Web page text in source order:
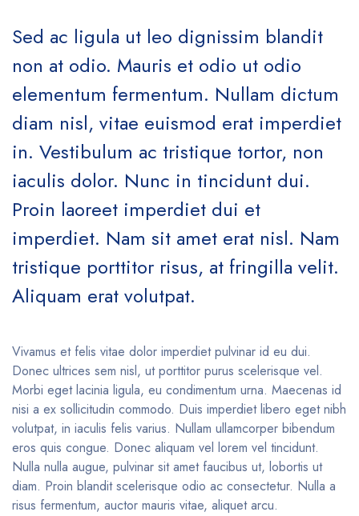
Sed ac ligula ut leo dignissim blandit
non at odio. Mauris et odio ut odio
elementum fermentum. Nullam dictum
diam nisl, vitae euismod erat imperdiet
in. Vestibulum ac tristique tortor, non
iaculis dolor. Nunc in tincidunt dui.
Proin laoreet imperdiet dui et
imperdiet. Nam sit amet erat nisl. Nam
tristique porttitor risus, at fringilla velit.
Aliquam erat volutpat.
Vivamus et felis vitae dolor imperdiet pulvinar id eu dui.
Donec ultrices sem nisl, ut porttitor purus scelerisque vel.
Morbi eget lacinia ligula, eu condimentum urna. Maecenas id
nisi a ex sollicitudin commodo. Duis imperdiet libero eget nibh
volutpat, in iaculis felis varius. Nullam ullamcorper bibendum
eros quis congue. Donec aliquam vel lorem vel tincidunt.
Nulla nulla augue, pulvinar sit amet faucibus ut, lobortis ut
diam. Proin blandit scelerisque odio ac consectetur. Nulla a
risus fermentum, auctor mauris vitae, aliquet arcu.